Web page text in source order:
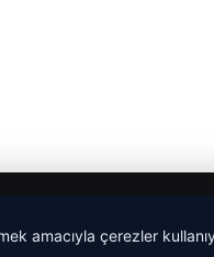
amacıyla çerezler